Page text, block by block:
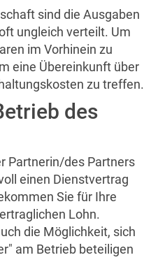
sind die Ausgaben
ungleich verteilt. Um
im Vorhinein zu
eine Übereinkunft über
zu treffen.
des
Partnerin/des Partners
einen Dienstvertrag
Sie für Ihre
Lohn.
die Möglichkeit, sich
am Betrieb beteiligen